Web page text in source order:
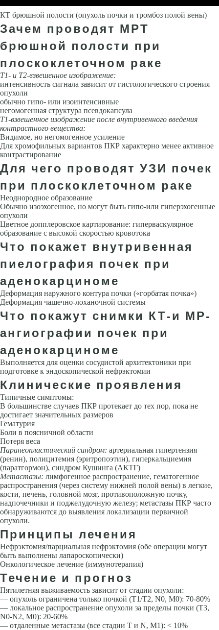
КТ брюшной полости (опухоль почки и тромбоз полой вены)
Зачем проводят МРТ
брюшной полости при
плоскоклеточном раке
Т1- и Т2-взвешенное изображение:
интенсивность сигнала зависит от гистологического строения
опухоли
обычно гипо- или изоинтенсивные
негомогенная структура псевдокапсула
Т1-взвешенное изображение после внутривенного введения
контрастного вещества:
Видимое, но негомогенное усиление
Для хромофильных вариантов ПКР характерно менее активное
контрастирование
Для чего проводят УЗИ почек
при плоскоклеточном раке
Неоднородное образование
Обычно изоэхогенное, но могут быть гипо-или гиперэхогенные
опухоли
Цветное допплеровское картирование: гиперваскулярное
образование с высокой скоростью кровотока
Что покажет внутривенная
пиелография почек при
аденокарциноме
Деформация наружного контура почки («горбатая почка»)
Деформация чашечно-лоханочной системы
Что покажут снимки КТ-и МР-
ангиографии почек при
аденокарциноме
Выполняется для оценки сосудистой архитектоники при
подготовке к эндоскопической нефрэктомии
Клинические проявления
Типичные симптомы:
В большинстве случаев ПКР протекает до тех пор, пока не
достигает значительных размеров
Гематурия
Боли в поясничной области
Потеря веса
Паранеопластический синдром: артериальная гипертензия
(ренин), полицитемия (эритропоэтин), гиперкальциемия
(паратгормон), синдром Кушинга (АКТГ)
Метастазы: лимфогенное распространение, гематогенное
распространения (через систему нижней полой вены) в легкие,
кости, печень, головной мозг, противоположную почку,
надпочечники и поджелудочную железу; метастазы ПКР часто
обнаруживаются до выявления локализации первичной
опухоли.
Принципы лечения
Нефрэктомия/парциальная нефрэктомия (обе операции могут
быть выполнены лапароскопически)
Онкологическое лечение (иммунотерапия)
Течение и прогноз
Пятилетняя выживаемость зависит от стадии опухоли:
— опухоль ограничена только почкой (Т1/Т2, N0, M0): 70-80%
— локальное распространение опухоли за пределы почки (Т3,
N0-N2, M0): 20-60%
— отдаленные метастазы (все стадии T и N, M1): < 10%